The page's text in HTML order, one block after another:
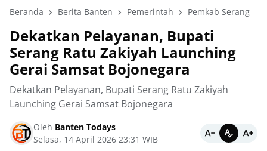
Beranda Berita Banten Pemerintah Pemkab Serang
Dekatkan Pelayanan, Bupati
Serang Ratu Zakiyah Launching
Gerai Samsat Bojonegara
Dekatkan Pelayanan, Bupati Serang Ratu Zakiyah
Launching Gerai Samsat Bojonegara
Oleh Banten Todays
Selasa, 14 April 2026 23:31 WIB